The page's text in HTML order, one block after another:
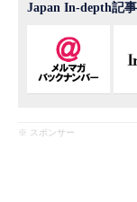
Japan In-depth記
※ スポンサー